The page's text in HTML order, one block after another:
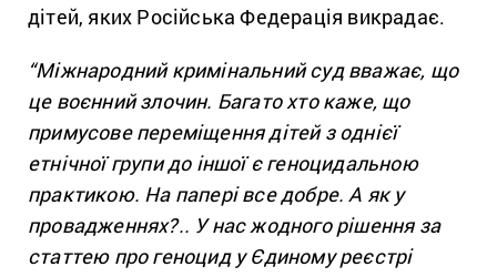
дітей, яких Російська Федерація викрадає.
“Міжнародний кримінальний суд вважає, що
це воєнний злочин. Багато хто каже, що
примусове переміщення дітей з однієї
етнічної групи до іншої є геноцидальною
практикою. На папері все добре. А як у
провадженнях?.. У нас жодного рішення за
статтею про геноцид у Єдиному реєстрі